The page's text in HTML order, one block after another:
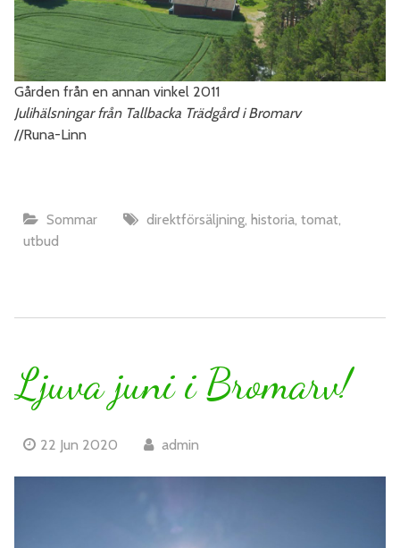
Gården från en annan vinkel 2011
Julihälsningar från Tallbacka Trädgård i Bromarv
//Runa-Linn
Sommar direktförsäljning, historia, tomat,
utbud
Ljuva juni i Bromarv!
22 Jun 2020 admin